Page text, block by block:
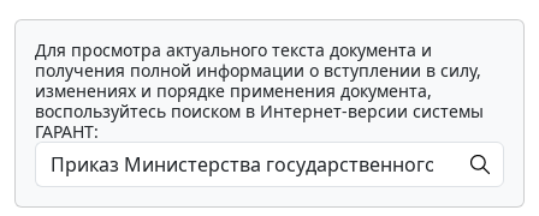
Для просмотра актуального текста документа и
получения полной информации о вступлении в силу,
изменениях и порядке применения документа,
воспользуйтесь поиском в Интернет-версии системы
ГАРАНТ: